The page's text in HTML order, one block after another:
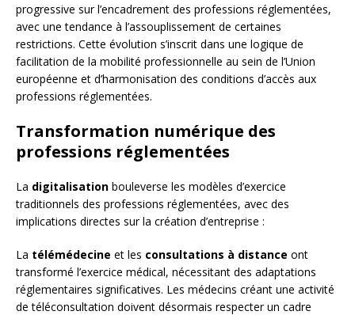
progressive sur l’encadrement des professions réglementées,
avec une tendance à l’assouplissement de certaines
restrictions. Cette évolution s’inscrit dans une logique de
facilitation de la mobilité professionnelle au sein de l’Union
européenne et d’harmonisation des conditions d’accès aux
professions réglementées.
Transformation numérique des
professions réglementées
La digitalisation bouleverse les modèles d’exercice
traditionnels des professions réglementées, avec des
implications directes sur la création d’entreprise :
La télémédecine et les consultations à distance ont
transformé l’exercice médical, nécessitant des adaptations
réglementaires significatives. Les médecins créant une activité
de téléconsultation doivent désormais respecter un cadre